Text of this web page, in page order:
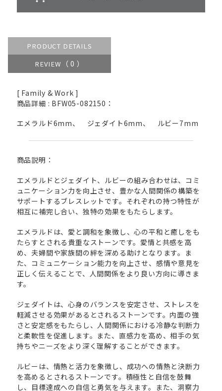
PRODUCT DETAILS
REVIEW
（ 0 ）
[ Family & Work ]
商品詳細 : BFW05-082150：
エメラルド6mm、 ジェダイト6mm、 ルビー7mm
商品説明：
エメラルドとジェダイト、ルビーの組み合わせは、コミ
ュニケーション力を向上させ、豊かな人間関係の構築を
サポートするブレスレットです。それぞれの持つ特性が
相互に補完し合い、独特の効果をもたらします。
エメラルドは、愛と調和を象徴し、心の平和と癒しをも
たらすとされる貴重なストーンです。愛情と共感を高
め、夫婦間や家族間の絆を深める助けとなります。ま
た、コミュニケーション能力を向上させ、感情や意見を
正しく伝えることで、人間関係をより良い方向に導きま
す。
ジェダイトは、心身のバランスを安定させ、ストレスを
軽減させる効果があるとされるストーンです。内面の強
さと安定感をもたらし、人間関係における冷静な判断力
と柔軟性を促進します。また、直感力を高め、相手の気
持ちやニーズをより深く理解することができます。
ルビーは、情熱と活力を象徴し、成功への情熱と決断力
を高めるとされるストーンです。積極性と自信を鼓舞
し、目標達成への自信と勇気を与えます。また、洞察力